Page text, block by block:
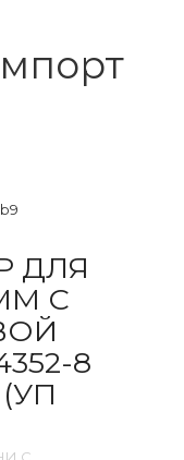
ДЛЯ
С
8